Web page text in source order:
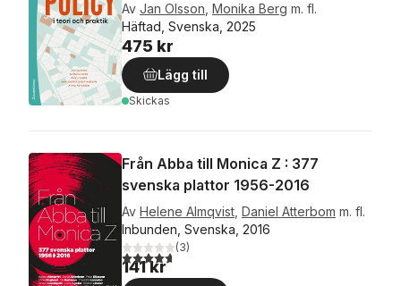
Av Jan Olsson Monika Berg m. fl.
Häftad, Svenska, 2025
475 kr
Lägg till
Skickas
Från Abba till Monica Z : 377
svenska plattor 1956-2016
Av Helene Almqvist Daniel Atterbom m. fl.
Inbunden, Svenska, 2016
4,7utav 5 stjärnor. Totalt antal röster:
(3)
141 kr